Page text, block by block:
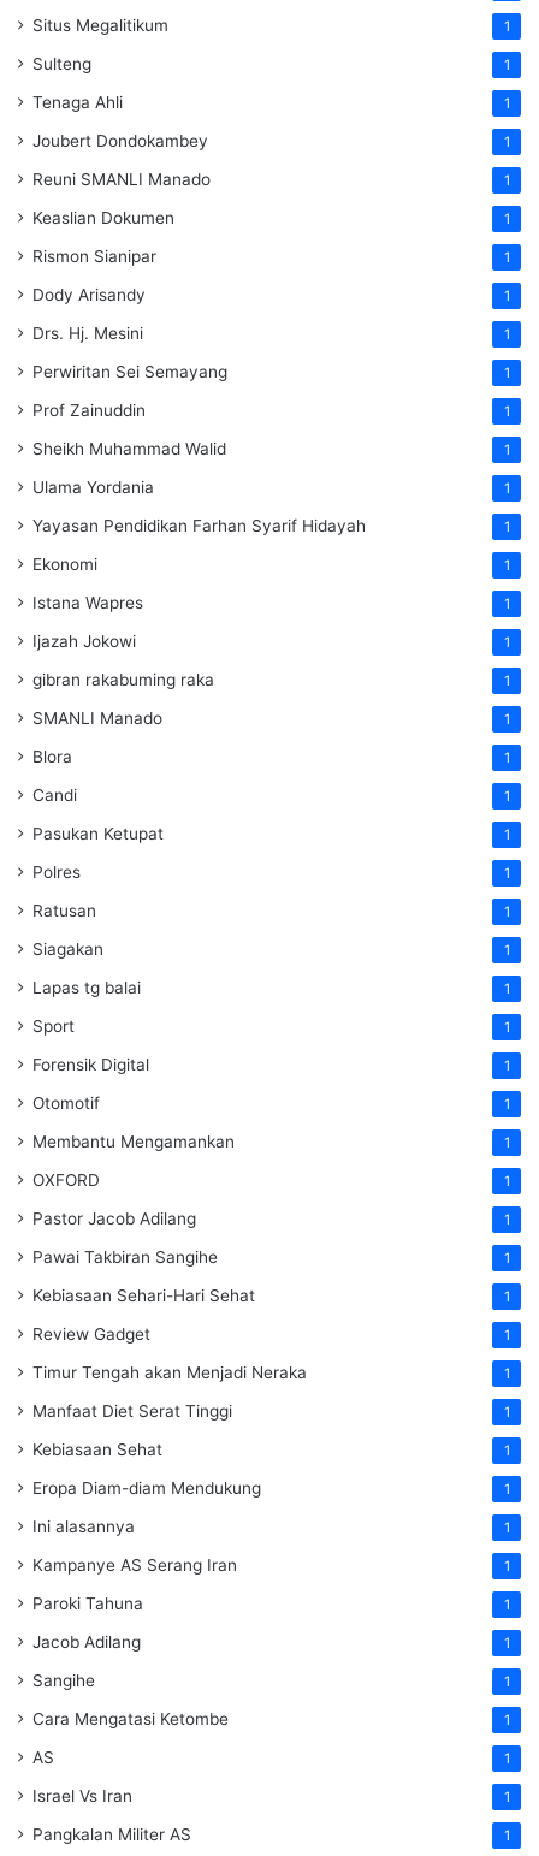
Situs Megalitikum 1
Sulteng 1
Tenaga Ahli 1
Joubert Dondokambey 1
Reuni SMANLI Manado 1
Keaslian Dokumen 1
Rismon Sianipar 1
Dody Arisandy 1
Drs. Hj. Mesini 1
Perwiritan Sei Semayang 1
Prof Zainuddin 1
Sheikh Muhammad Walid 1
Ulama Yordania 1
Yayasan Pendidikan Farhan Syarif Hidayah 1
Ekonomi 1
Istana Wapres 1
Ijazah Jokowi 1
gibran rakabuming raka 1
SMANLI Manado 1
Blora 1
Candi 1
Pasukan Ketupat 1
Polres 1
Ratusan 1
Siagakan 1
Lapas tg balai 1
Sport 1
Forensik Digital 1
Otomotif 1
Membantu Mengamankan 1
OXFORD 1
Pastor Jacob Adilang 1
Pawai Takbiran Sangihe 1
Kebiasaan Sehari-Hari Sehat 1
Review Gadget 1
Timur Tengah akan Menjadi Neraka 1
Manfaat Diet Serat Tinggi 1
Kebiasaan Sehat 1
Eropa Diam-diam Mendukung 1
Ini alasannya 1
Kampanye AS Serang Iran 1
Paroki Tahuna 1
Jacob Adilang 1
Sangihe 1
Cara Mengatasi Ketombe 1
AS 1
Israel Vs Iran 1
Pangkalan Militer AS 1